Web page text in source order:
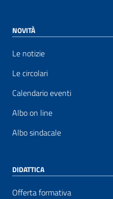
NOVITÀ
Le notizie
Le circolari
Calendario eventi
Albo on line
Albo sindacale
DIDATTICA
Offerta formativa